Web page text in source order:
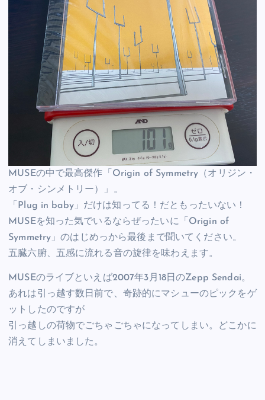
MUSEの中で最高傑作「Origin of Symmetry（オリジン・
オブ・シンメトリー）」。
「Plug in baby」だけは知ってる！だともったいない！
MUSEを知った気でいるならぜったいに「Origin of
Symmetry」のはじめっから最後まで聞いてください。
五臓六腑、五感に流れる音の旋律を味わえます。
MUSEのライブといえば2007年3月18日のZepp Sendai。
あれは引っ越す数日前で、奇跡的にマシューのピックをゲ
ットしたのですが
引っ越しの荷物でごちゃごちゃになってしまい。どこかに
消えてしまいました。